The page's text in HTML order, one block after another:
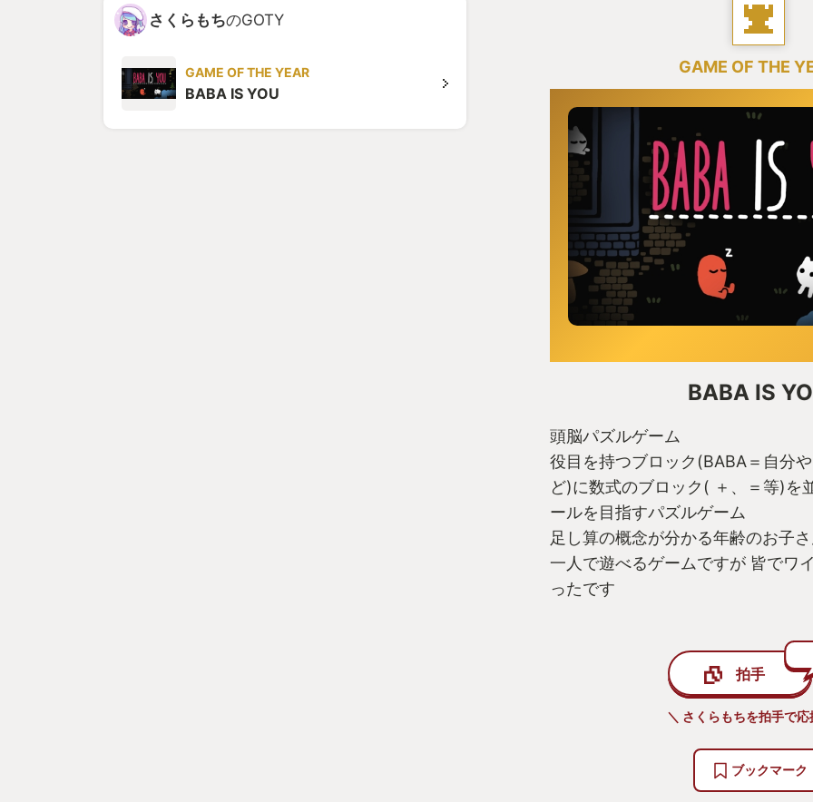
さくらもちのGOTY
GAME OF THE YEAR
BABA IS YOU
GAME OF THE
BABA IS
頭脳パズルゲーム
役目を持つブロック(BABA＝自分
ど)に数式のブロック( ＋、＝等)を
ールを目指すパズルゲーム
足し算の概念が分かる年齢のお子
一人で遊べるゲームですが 皆でワ
ったです
拍手
＼ さくらもちを拍手で応
ブックマーク